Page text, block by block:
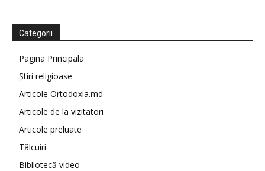
Categorii
Pagina Principala
Știri religioase
Articole Ortodoxia.md
Articole de la vizitatori
Articole preluate
Tâlcuiri
Bibliotecă video